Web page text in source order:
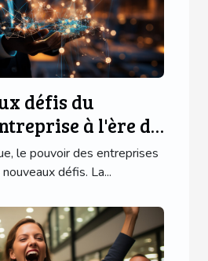
défis du
à l'ère du
le pouvoir des entreprises
défis. La...